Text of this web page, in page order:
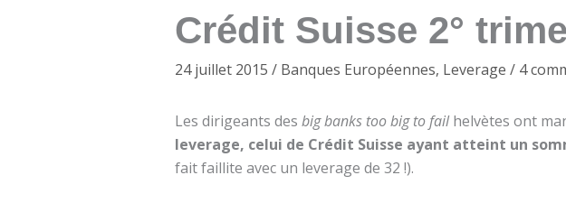
Crédit Suisse 2°
24 juillet 2015 / Banques Européennes, Leverage / 4
Les dirigeants des big banks too big to failhelvètes ont
leverage, celui de Crédit Suisse ayant atteint un
fait faillite avec un leverage de 32 !).